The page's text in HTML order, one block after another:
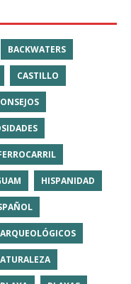
BACKWATERS
CASTILLO
HISPANIDAD